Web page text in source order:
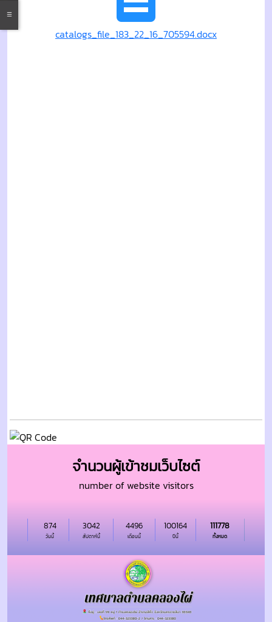
catalogs_file_183_22_16_705594.docx
จำนวนผู้เข้าชมเว็บไซต์
number of website visitors
วันนี้
874
สัปดาห์นี้
3042
เดือนนี้
4496
ปีนี้
100164
ทั้งหมด
111778